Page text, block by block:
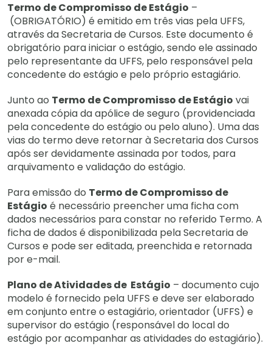
Termo de Compromisso de Estágio –
(OBRIGATÓRIO) é emitido em três vias pela UFFS,
através da Secretaria de Cursos. Este documento é
obrigatório para iniciar o estágio, sendo ele assinado
pelo representante da UFFS, pelo responsável pela
concedente do estágio e pelo próprio estagiário.
Junto ao Termo de Compromisso de Estágio vai
anexada cópia da apólice de seguro (providenciada
pela concedente do estágio ou pelo aluno). Uma das
vias do termo deve retornar à Secretaria dos Cursos
após ser devidamente assinada por todos, para
arquivamento e validação do estágio.
Para emissão do Termo de Compromisso de
Estágio é necessário preencher uma ficha com
dados necessários para constar no referido Termo. A
ficha de dados é disponibilizada pela Secretaria de
Cursos e pode ser editada, preenchida e retornada
por e-mail.
Plano de Atividades de Estágio – documento cujo
modelo é fornecido pela UFFS e deve ser elaborado
em conjunto entre o estagiário, orientador (UFFS) e
supervisor do estágio (responsável do local do
estágio por acompanhar as atividades do estagiário).